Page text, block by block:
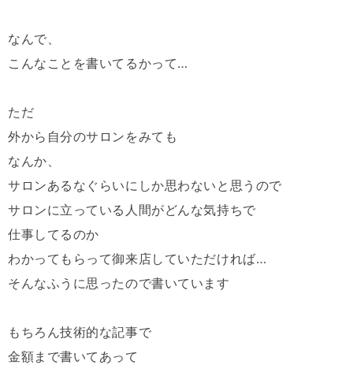
なんで、
こんなことを書いてるかって…
ただ
外から自分のサロンをみても
なんか、
サロンあるなぐらいにしか思わないと思うので
サロンに立っている人間がどんな気持ちで
仕事してるのか
わかってもらって御来店していただければ…
そんなふうに思ったので書いています
もちろん技術的な記事で
金額まで書いてあって